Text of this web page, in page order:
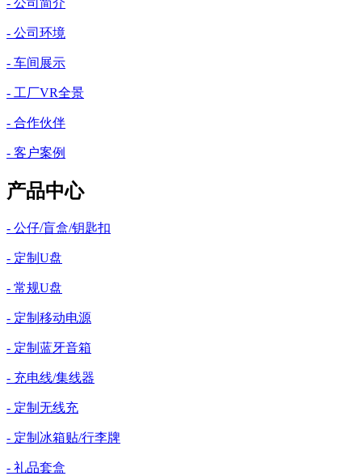
- 公司简介
- 公司环境
- 车间展示
- 工厂VR全景
- 合作伙伴
- 客户案例
产品中心
- 公仔/盲盒/钥匙扣
- 定制U盘
- 常规U盘
- 定制移动电源
- 定制蓝牙音箱
- 充电线/集线器
- 定制无线充
- 定制冰箱贴/行李牌
- 礼品套盒